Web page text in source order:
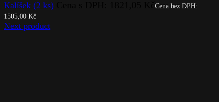
Kalíšek (2 ks)
Cena bez DPH:
1505,00 Kč
Next product